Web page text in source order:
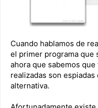
Cuando hablamos de
el primer programa que
ahora que sabemos
realizadas son
alternativa.